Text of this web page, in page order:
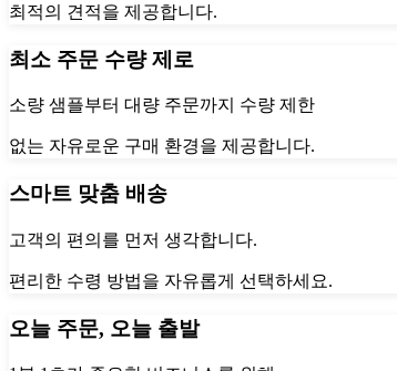
최적의 견적을 제공합니다.
최소 주문 수량 제로
소량 샘플부터 대량 주문까지 수량 제한
없는 자유로운 구매 환경을 제공합니다.
스마트 맞춤 배송
고객의 편의를 먼저 생각합니다.
편리한 수령 방법을 자유롭게 선택하세요.
오늘 주문, 오늘 출발